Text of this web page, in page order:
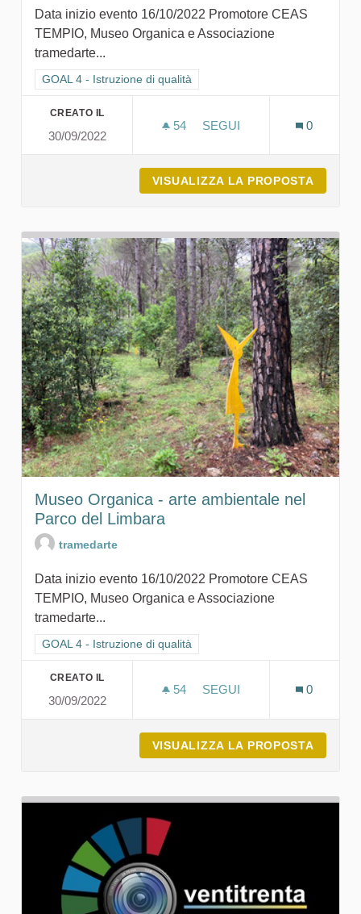
Data inizio evento 16/10/2022 Promotore CEAS
TEMPIO, Museo Organica e Associazione
tramedarte...
Filtra i risultati per categoria: GOAL 4 - Istruzione di qualità
GOAL 4 - Istruzione di qualità
CREATO IL
30/09/2022
54 54 SOSTENITORI
SEGUI
0
VISUALIZZA LA PROPOSTA
Museo Organica - arte ambientale nel
Parco del Limbara
tramedarte
Data inizio evento 16/10/2022 Promotore CEAS
TEMPIO, Museo Organica e Associazione
tramedarte...
Filtra i risultati per categoria: GOAL 4 - Istruzione di qualità
GOAL 4 - Istruzione di qualità
CREATO IL
30/09/2022
54 54 SOSTENITORI
SEGUI
0
VISUALIZZA LA PROPOSTA